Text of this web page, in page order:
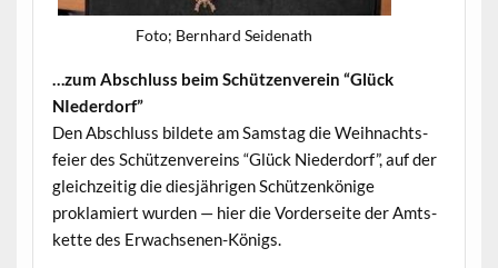
Foto; Bern­hard Seidenath
…zum Abschluss beim Schützen­vere­in “Glück
NIederdorf”
Den Abschluss bildete am Sam­stag die Wei­h­nachts­
feier des Schützen­vere­ins “Glück Nieder­dorf”, auf der
gle­ichzeit­ig die diesjähri­gen Schützenkönige
proklamiert wur­den — hier die Vorder­seite der Amts­
kette des Erwachsenen-Königs.